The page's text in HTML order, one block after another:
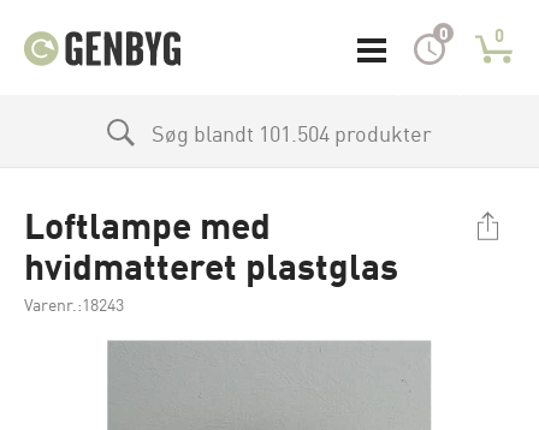
0 0
Søg blandt 101.504 produkter
Loftlampe med
hvidmatteret plastglas
Varenr.:18243